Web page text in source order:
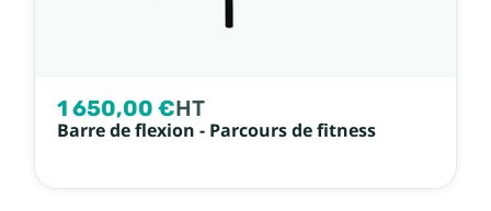
1 650,00 €HT
Barre de flexion - Parcours de fitness